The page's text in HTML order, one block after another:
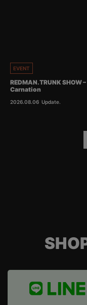
EVENT
REDMAN.TRUNK SHOW
Carnation
2026.08.06 Update.